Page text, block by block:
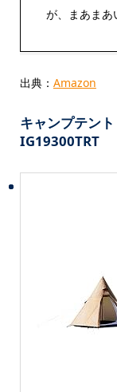
が、まあまあ
出典： Amazon
キャンプテン
IG19300TRT